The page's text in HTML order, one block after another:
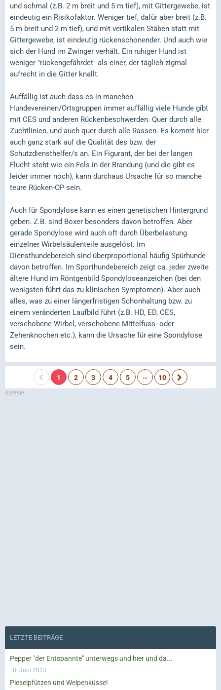
und schmal (z.B. 2 m breit und 5 m tief), mit Gittergewebe, ist
eindeutig ein Risikofaktor. Weniger tief, dafür aber breit (z.B.
5 m breit und 2 m tief), und mit vertikalen Stäben statt mit
Gittergewebe, ist eindeutig rückenschonender. Und auch wie
sich der Hund im Zwinger verhält. Ein ruhiger Hund ist
weniger "rückengefährdet" als einer, der täglich zigmal
aufrecht in die Gitter knallt.
Auffällig ist auch dass es in manchen
Hundevereinen/Ortsgruppen immer auffällig viele Hunde gibt
mit CES und anderen Rückenbeschwerden. Quer durch alle
Zuchtlinien, und auch quer durch alle Rassen. Es kommt hier
auch ganz stark auf die Qualität des bzw. der
Schutzdiensthelfer/s an. Ein Figurant, der bei der langen
Flucht steht wie ein Fels in der Brandung (und die gibt es
leider immer noch), kann durchaus Ursache für so manche
teure Rücken-OP sein.
Auch für Spondylose kann es einen genetischen Hintergrund
geben. Z.B. sind Boxer besonders davon betroffen. Aber
gerade Spondylose wird auch oft durch Überbelastung
einzelner Wirbelsäulenteile ausgelöst. Im
Diensthundebereich sind überproportional häufig Spürhunde
davon betroffen. Im Sporthundebereich zeigt ca. jeder zweite
ältere Hund im Röntgenbild Spondyloseanzeichen (bei den
wenigsten führt das zu klinischen Symptomen). Aber auch
alles, was zu einer längerfristigen Schonhaltung bzw. zu
einem veränderten Laufbild führt (z.B. HD, ED, CES,
verschobene Wirbel, verschobene Mittelfuss- oder
Zehenknochen etc.), kann die Ursache für eine Spondylose
sein.
1 2 3 4 5 … 10
LETZTE BEITRÄGE
Pepper "der Entspannte" unterwegs und hier und da...
8. Juni 2023
Pieselpfützen und Welpenküsse!